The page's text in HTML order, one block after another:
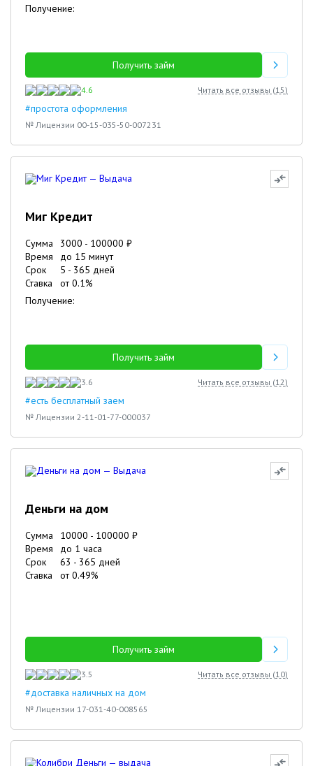
Получение:
Получить займ
4.6 Читать все отзывы (15)
#простота оформления
№ Лицензии 00-15-035-50-007231
Миг Кредит
Сумма 3000 - 100000 ₽
Время
до 15 минут
Срок
5 - 365 дней
Ставка
от0.1%
Получение:
Получить займ
3.6 Читать все отзывы (12)
#есть бесплатный заем
№ Лицензии 2-11-01-77-000037
Деньги на дом
Сумма 10000 - 100000 ₽
Время
до 1 часа
Срок
63 - 365 дней
Ставка
от0.49%
Получить займ
3.5 Читать все отзывы (10)
#доставка наличных на дом
№ Лицензии 17-031-40-008565